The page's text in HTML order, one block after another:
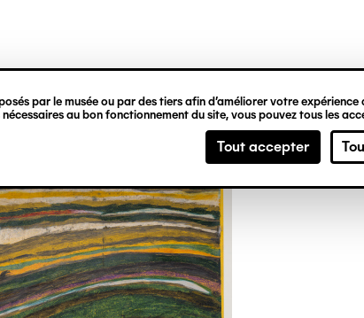
par le musée ou par des tiers afin d’améliorer votre
au bon fonctionnement du site, vous pouvez tous les
Tout accepter